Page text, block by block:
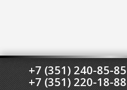
+7 (351) 240-85-85
+7 (351) 220-18-88